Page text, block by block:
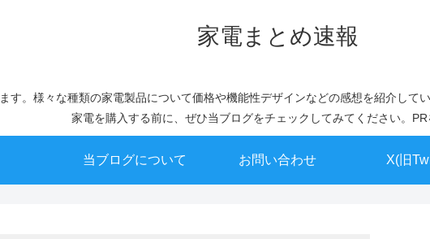
家電まとめ速報
す。様々な種類の家電製品について価格や機能性デザインなどの感想を紹介して
家電を購入する前に、ぜひ当ブログをチェックしてみてください。
当ブログについて お問い合わせ X(旧